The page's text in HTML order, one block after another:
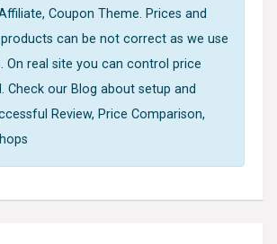
Coupon Theme. Prices and
can be not correct as we use
On real site you can control price
Check our Blog about setup and
Review, Price Comparison,